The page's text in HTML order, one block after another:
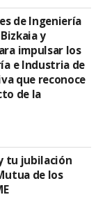
de Ingeniería
y
impulsar los
e Industria de
que reconoce
de la
tu jubilación
de los